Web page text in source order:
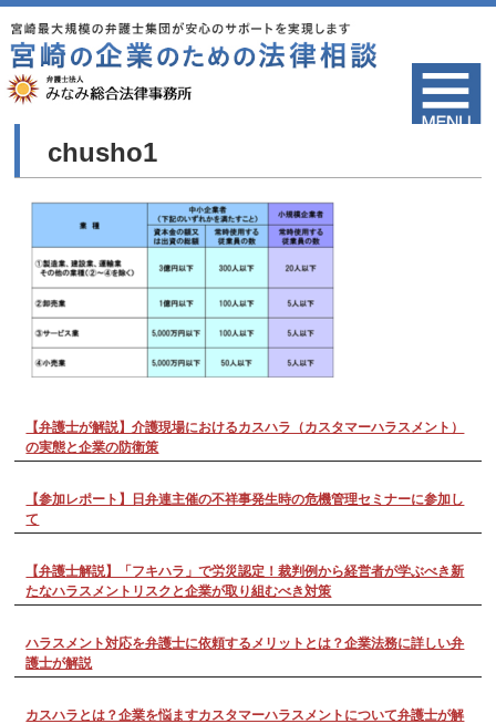
chusho1
【弁護士が解説】介護現場におけるカスハラ（カスタマーハラスメント）
の実態と企業の防衛策
【参加レポート】日弁連主催の不祥事発生時の危機管理セミナーに参加し
て
【弁護士解説】「フキハラ」で労災認定！裁判例から経営者が学ぶべき新
たなハラスメントリスクと企業が取り組むべき対策
ハラスメント対応を弁護士に依頼するメリットとは？企業法務に詳しい弁
護士が解説
カスハラとは？企業を悩ますカスタマーハラスメントについて弁護士が解